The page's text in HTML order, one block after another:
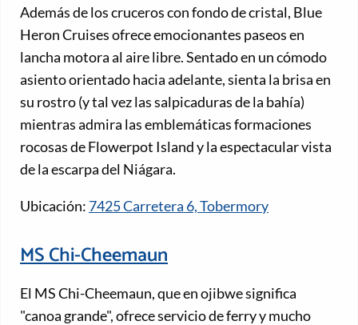
Además de los cruceros con fondo de cristal, Blue
Heron Cruises ofrece emocionantes paseos en
lancha motora al aire libre. Sentado en un cómodo
asiento orientado hacia adelante, sienta la brisa en
su rostro (y tal vez las salpicaduras de la bahía)
mientras admira las emblemáticas formaciones
rocosas de Flowerpot Island y la espectacular vista
de la escarpa del Niágara.
Ubicación: 7425 Carretera 6, Tobermory
MS Chi-Cheemaun
El MS Chi-Cheemaun, que en ojibwe significa
"canoa grande", ofrece servicio de ferry y mucho